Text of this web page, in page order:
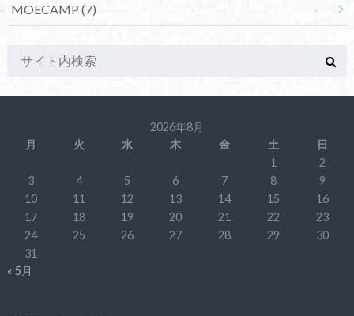
MOECAMP (7)
2026年8月
月
火 水 木 金 土
日
1
2
3
4 5 6 7 8
9
10
11 12 13 14 15
16
17
18 19 20 21 22
23
24
25 26 27 28 29
30
31
« 5月